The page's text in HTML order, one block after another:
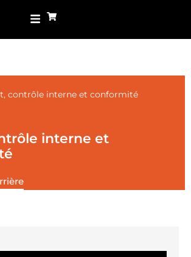
contrôle interne et conformité
interne et